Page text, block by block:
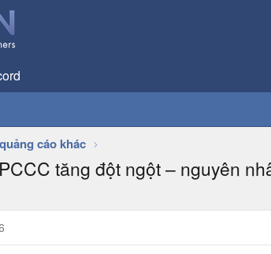
cáo khác
tăng đột ngột – nguyên